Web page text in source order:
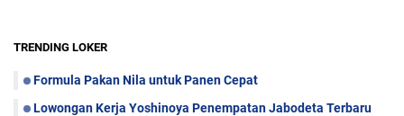
TRENDING LOKER
Formula Pakan Nila untuk Panen Cepat
Lowongan Kerja Yoshinoya Penempatan Jabodeta Terbaru